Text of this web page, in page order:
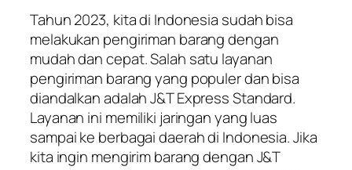
Tahun 2023, kita di Indonesia sudah bisa
melakukan pengiriman barang dengan
mudah dan cepat. Salah satu layanan
pengiriman barang yang populer dan bisa
diandalkan adalah J&T Express Standard.
Layanan ini memiliki jaringan yang luas
sampai ke berbagai daerah di Indonesia. Jika
kita ingin mengirim barang dengan J&T